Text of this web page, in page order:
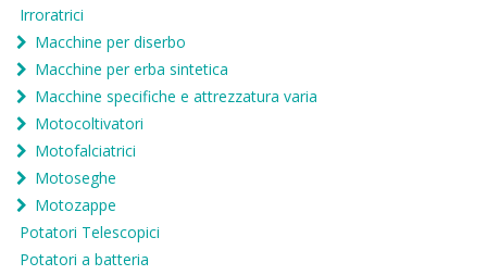
Irroratrici
Macchine per diserbo
Macchine per erba sintetica
Macchine specifiche e attrezzatura varia
Motocoltivatori
Motofalciatrici
Motoseghe
Motozappe
Potatori Telescopici
Potatori a batteria